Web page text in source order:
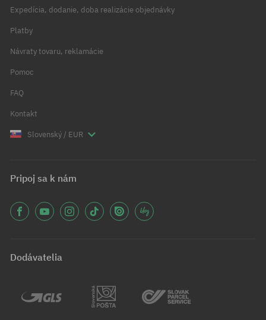
Expedícia, dodanie, doba realizácie objednávky
Platby
Návraty tovaru, reklamácie
Pomoc
FAQ
Kontakt
Slovenský / EUR
Pripoj sa k nám
Dodávatelia